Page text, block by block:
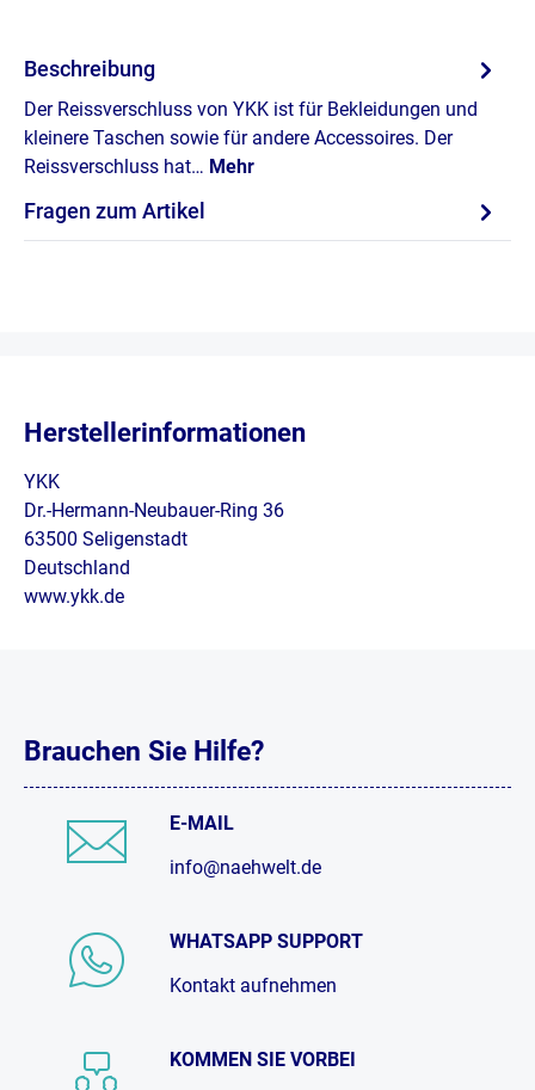
Beschreibung
Der Reissverschluss von YKK ist für Bekleidungen und
kleinere Taschen sowie für andere Accessoires. Der
Reissverschluss hat… Mehr
Fragen zum Artikel
Herstellerinformationen
YKK
Dr.-Hermann-Neubauer-Ring 36
63500 Seligenstadt
Deutschland
www.ykk.de
Brauchen Sie Hilfe?
E-MAIL
info@naehwelt.de
WHATSAPP SUPPORT
Kontakt aufnehmen
KOMMEN SIE VORBEI